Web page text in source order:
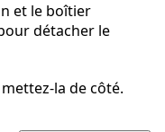
et le boîtier
détacher le
la de côté.